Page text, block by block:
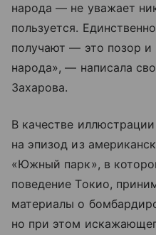
народа — не уважает
пользуется.
получают — это позор и
народа», — написала
Захарова.
В качестве
на эпизод из
«Южный парк», в
поведение Токио,
материалы о
но при этом